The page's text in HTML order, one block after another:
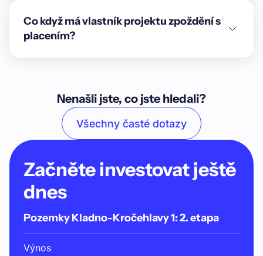
Co když má vlastník projektu zpoždění s
placením?
Nenašli jste, co jste hledali?
Všechny časté dotazy
Začněte investovat ještě
dnes
Pozemky Kladno-Kročehlavy 1: 2. etapa
Výnos